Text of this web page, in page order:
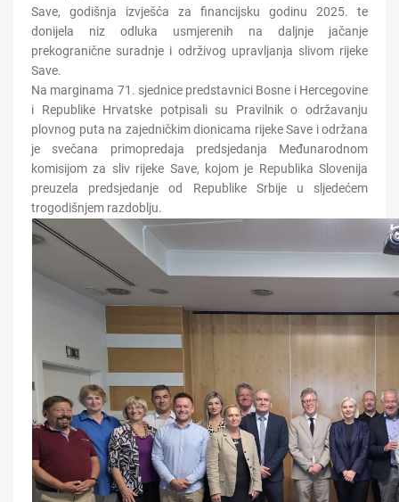
Save, godišnja izvješća za financijsku godinu 2025. te
donijela niz odluka usmjerenih na daljnje jačanje
prekogranične suradnje i održivog upravljanja slivom rijeke
Save.
Na marginama 71. sjednice predstavnici Bosne i Hercegovine
i Republike Hrvatske potpisali su Pravilnik o održavanju
plovnog puta na zajedničkim dionicama rijeke Save i održana
je svečana primopredaja predsjedanja Međunarodnom
komisijom za sliv rijeke Save, kojom je Republika Slovenija
preuzela predsjedanje od Republike Srbije u sljedećem
trogodišnjem razdoblju.